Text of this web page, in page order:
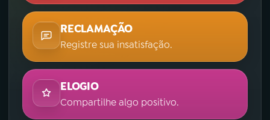
RECLAMAÇÃO
Registre sua insatisfação.
ELOGIO
Compartilhe algo positivo.